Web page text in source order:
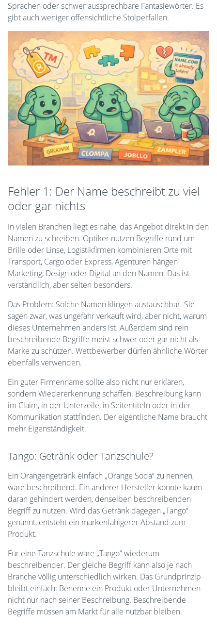
Sprachen oder schwer aussprechbare Fantasiewörter. Es
gibt auch weniger offensichtliche Stolperfallen.
Fehler 1: Der Name beschreibt zu viel
oder gar nichts
In vielen Branchen liegt es nahe, das Angebot direkt in den
Namen zu schreiben. Optiker nutzen Begriffe rund um
Brille oder Linse, Logistikfirmen kombinieren Orte mit
Transport, Cargo oder Express, Agenturen hängen
Marketing, Design oder Digital an den Namen. Das ist
verständlich, aber selten besonders.
Das Problem: Solche Namen klingen austauschbar. Sie
sagen zwar, was ungefähr verkauft wird, aber nicht, warum
dieses Unternehmen anders ist. Außerdem sind rein
beschreibende Begriffe meist schwer oder gar nicht als
Marke zu schützen. Wettbewerber dürfen ähnliche Wörter
ebenfalls verwenden.
Ein guter Firmenname sollte also nicht nur erklären,
sondern Wiedererkennung schaffen. Beschreibung kann
im Claim, in der Unterzeile, in Seitentiteln oder in der
Kommunikation stattfinden. Der eigentliche Name braucht
mehr Eigenständigkeit.
Tango: Getränk oder Tanzschule?
Ein Orangengetränk einfach „Orange Soda“ zu nennen,
wäre beschreibend. Ein anderer Hersteller könnte kaum
daran gehindert werden, denselben beschreibenden
Begriff zu nutzen. Wird das Getränk dagegen „Tango“
genannt, entsteht ein markenfähigerer Abstand zum
Produkt.
Für eine Tanzschule wäre „Tango“ wiederum
beschreibender. Der gleiche Begriff kann also je nach
Branche völlig unterschiedlich wirken. Das Grundprinzip
bleibt einfach: Benenne ein Produkt oder Unternehmen
nicht nur nach seiner Beschreibung. Beschreibende
Begriffe müssen am Markt für alle nutzbar bleiben.